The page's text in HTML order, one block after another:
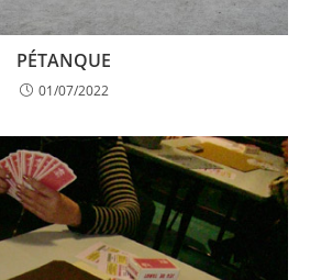
PÉTANQUE
01/07/2022